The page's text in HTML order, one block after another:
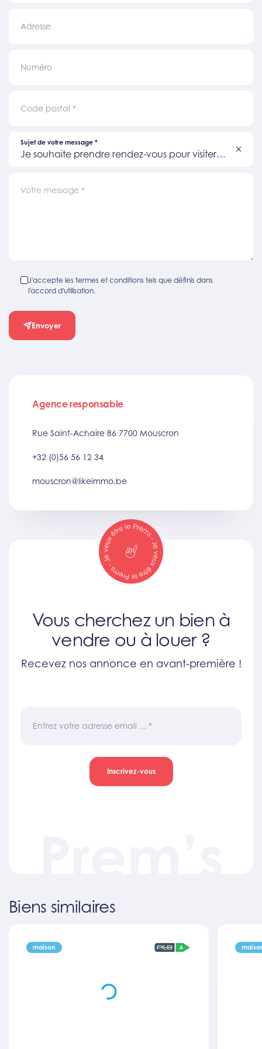
Adresse
Numéro
Code postal *
Sujet de votre message *
Je souhaite prendre rendez-vous pour visiter
Votre message *
J'accepte les termes et conditions tels que définis dans
l'accord d'utilisation.
Envoyer
Agence responsable
Rue Saint-Achaire 86 7700 Mouscron
+32 (0)56 56 12 34
mouscron@likeimmo.be
Vous cherchez un bien à
vendre ou à louer ?
Recevez nos annonce en avant-première !
Entrez votre adresse email ... *
Inscrivez-vous
Biens similaires
maison